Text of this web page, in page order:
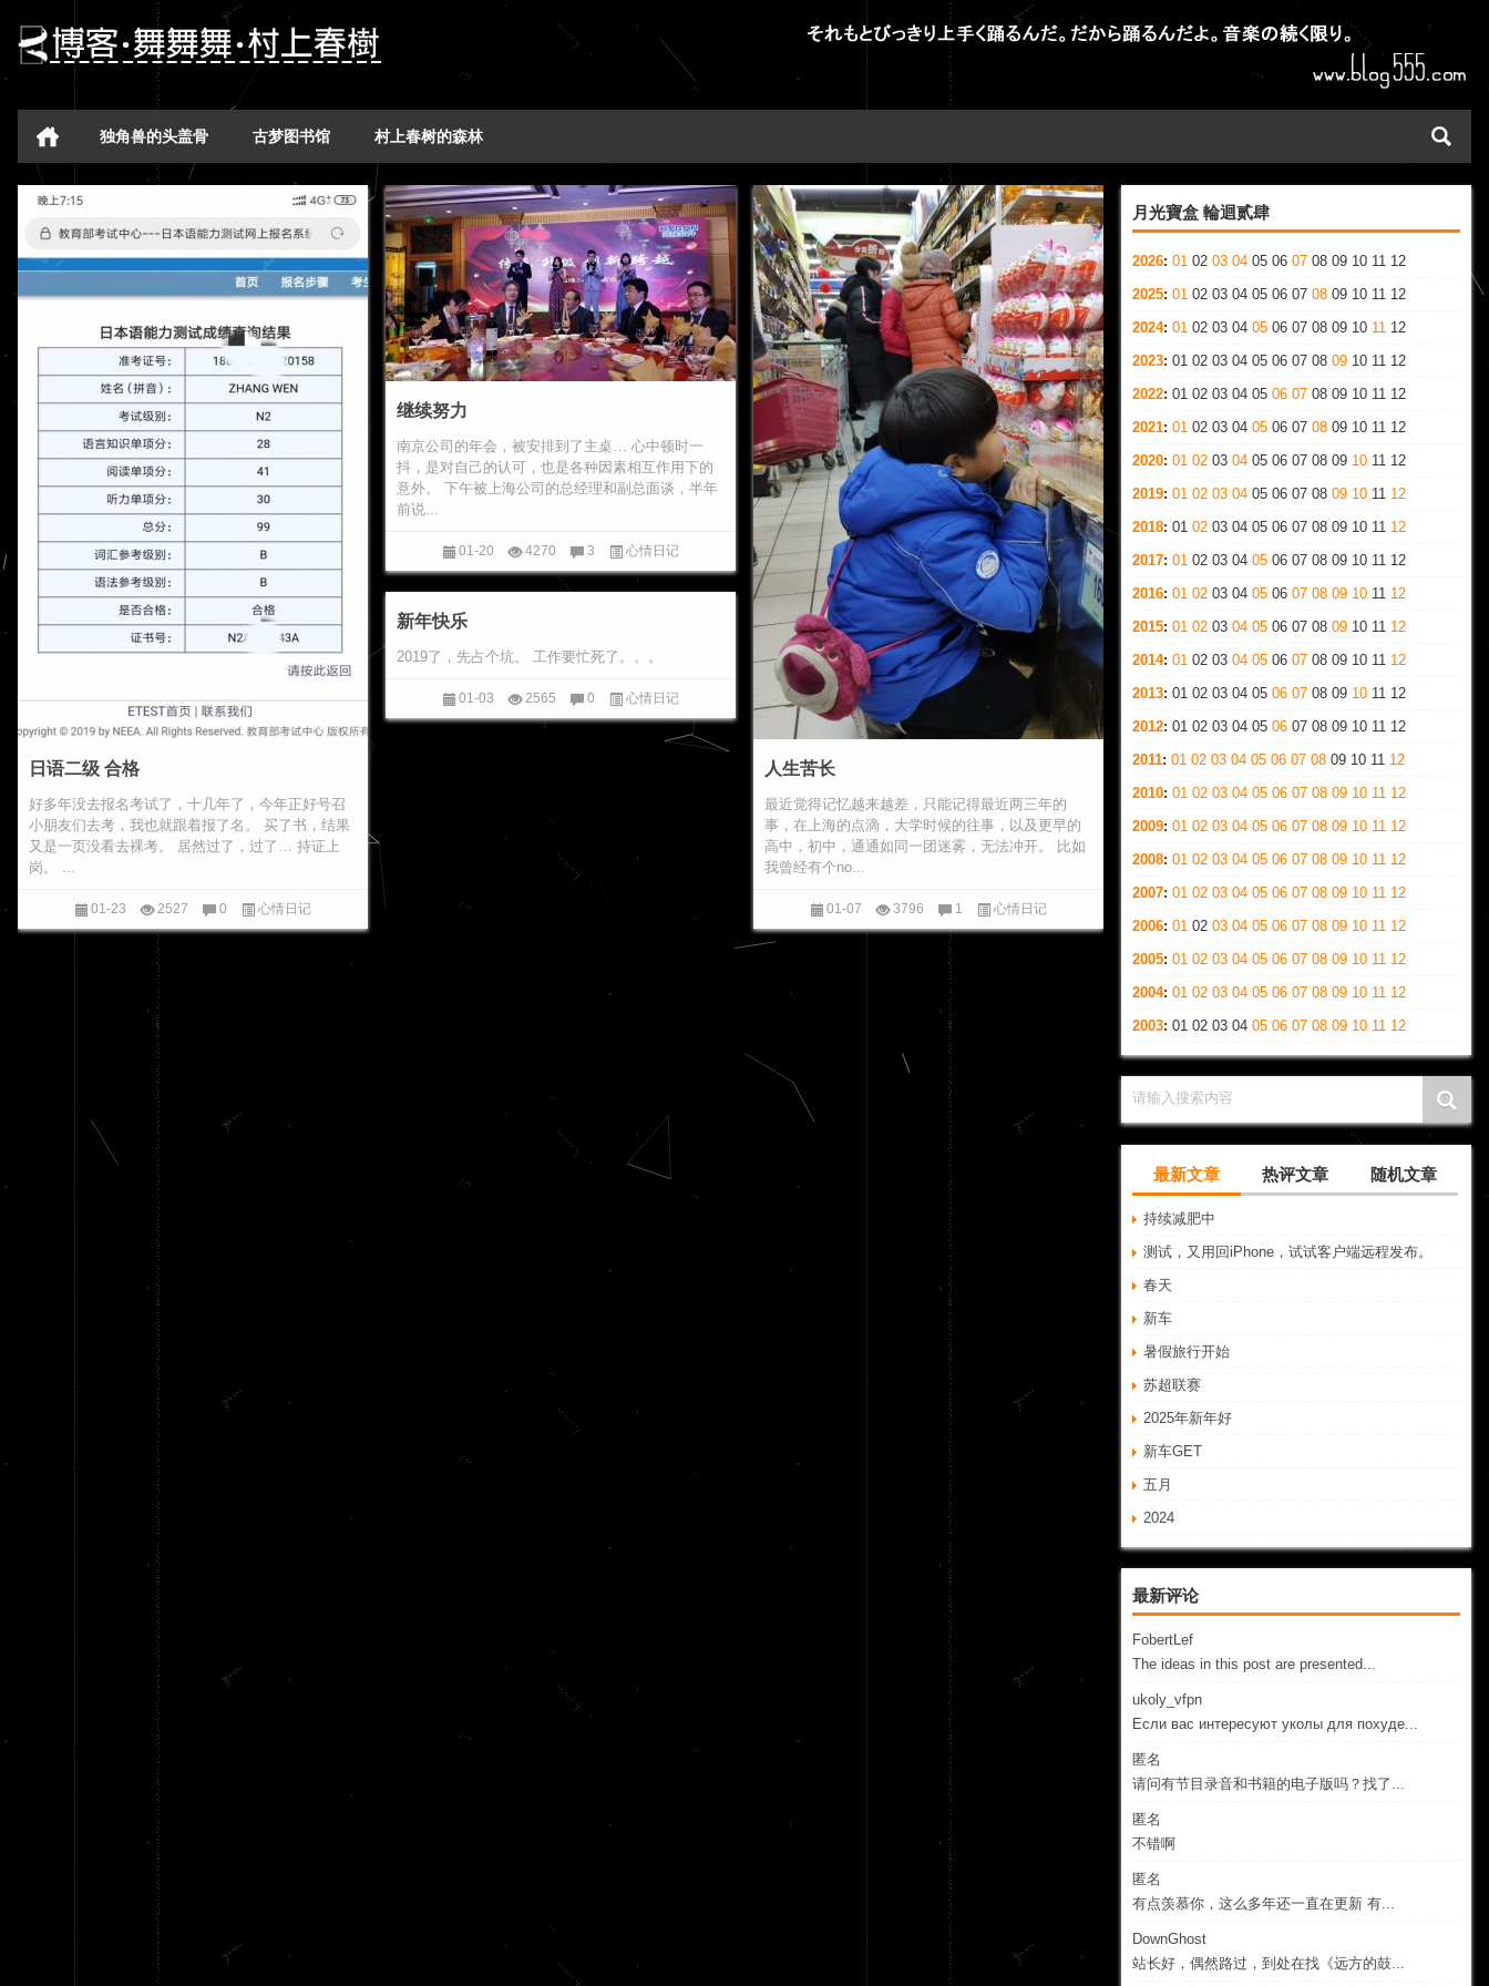
独角兽的头盖骨 古梦图书馆 村上春树的森林
月光寶盒 輪迴贰肆
2026: 01 02 03 04 05 06 07 08 09 10 11 12
2025: 01 02 03 04 05 06 07 08 09 10 11 12
2024: 01 02 03 04 05 06 07 08 09 10 11 12
2023: 01 02 03 04 05 06 07 08 09 10 11 12
2022: 01 02 03 04 05 06 07 08 09 10 11 12
2021: 01 02 03 04 05 06 07 08 09 10 11 12
2020: 01 02 03 04 05 06 07 08 09 10 11 12
2019: 01 02 03 04 05 06 07 08 09 10 11 12
2018: 01 02 03 04 05 06 07 08 09 10 11 12
2017: 01 02 03 04 05 06 07 08 09 10 11 12
2016: 01 02 03 04 05 06 07 08 09 10 11 12
2015: 01 02 03 04 05 06 07 08 09 10 11 12
2014: 01 02 03 04 05 06 07 08 09 10 11 12
2013: 01 02 03 04 05 06 07 08 09 10 11 12
2012: 01 02 03 04 05 06 07 08 09 10 11 12
2011: 01 02 03 04 05 06 07 08 09 10 11 12
2010: 01 02 03 04 05 06 07 08 09 10 11 12
2009: 01 02 03 04 05 06 07 08 09 10 11 12
2008: 01 02 03 04 05 06 07 08 09 10 11 12
2007: 01 02 03 04 05 06 07 08 09 10 11 12
2006: 01 02 03 04 05 06 07 08 09 10 11 12
2005: 01 02 03 04 05 06 07 08 09 10 11 12
2004: 01 02 03 04 05 06 07 08 09 10 11 12
2003: 01 02 03 04 05 06 07 08 09 10 11 12
请输入搜索内容
最新文章 热评文章 随机文章
持续减肥中
测试，又用回iPhone，试试客户端远程发布。
春天
新车
暑假旅行开始
苏超联赛
2025年新年好
新车GET
五月
2024
最新评论
FobertLef
The ideas in this post are presented...
ukoly_vfpn
Если вас интересуют уколы для похуде...
匿名
请问有节目录音和书籍的电子版吗？找了...
匿名
不错啊
匿名
有点羡慕你，这么多年还一直在更新 有...
DownGhost
站长好，偶然路过，到处在找《远方的鼓...
日语二级 合格
好多年没去报名考试了，十几年了，今年正好号召
小朋友们去考，我也就跟着报了名。 买了书，结果
又是一页没看去裸考。 居然过了，过了… 持证上
岗。 ...
01-23 2527 0 心情日记
继续努力
南京公司的年会，被安排到了主桌… 心中顿时一
抖，是对自己的认可，也是各种因素相互作用下的
意外。 下午被上海公司的总经理和副总面谈，半年
前说...
01-20 4270 3 心情日记
人生苦长
最近觉得记忆越来越差，只能记得最近两三年的
事，在上海的点滴，大学时候的往事，以及更早的
高中，初中，通通如同一团迷雾，无法冲开。 比如
我曾经有个no...
01-07 3796 1 心情日记
新年快乐
2019了，先占个坑。 工作要忙死了。。。
01-03 2565 0 心情日记